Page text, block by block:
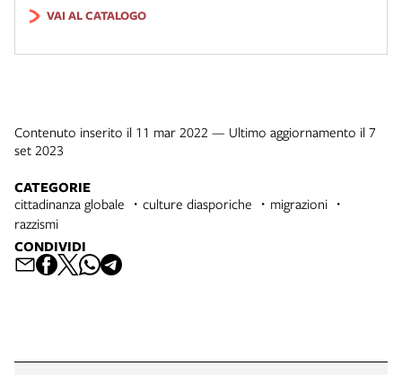
VAI AL CATALOGO
Contenuto inserito il 11 mar 2022 — Ultimo aggiornamento il 7
set 2023
CATEGORIE
cittadinanza globale culture diasporiche
migrazioni
razzismi
CONDIVIDI